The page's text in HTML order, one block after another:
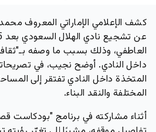
كشف الإعلامي الإماراتي المعروف
العاطفي، وذلك بسبب ما وصفه
داخل النادي. أوضح نجيب، في
المتخذة داخل النادي تفتقر إلى المساحة
المختلفة والنقد البناء.
أثناء مشاركته في برنامج